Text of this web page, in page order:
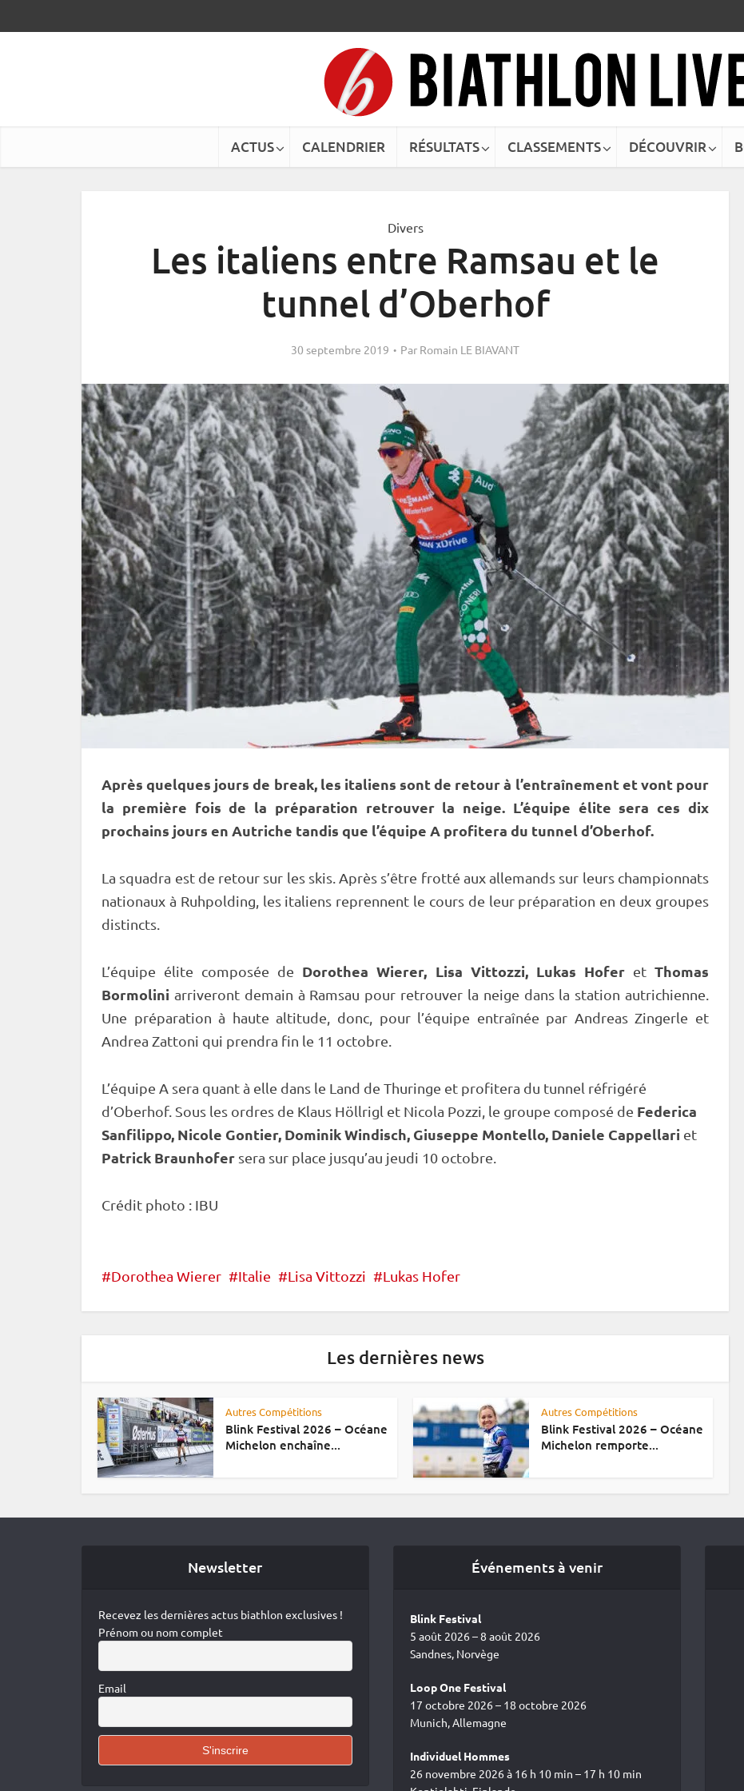
ACTUS CALENDRIER RÉSULTATS CLASSEMENTS DÉCOUVRIR
Divers
Les italiens entre Ramsau et le
tunnel d’Oberhof
30 septembre 2019 Par Romain LE BIAVANT
Après quelques jours de break, les italiens sont de retour à l’entraînement et vont pour
la première fois de la préparation retrouver la neige. L’équipe élite sera ces dix
prochains jours en Autriche tandis que l’équipe A profitera du tunnel d’Oberhof.
La squadra est de retour sur les skis. Après s’être frotté aux allemands sur leurs championnats
nationaux à Ruhpolding , les italiens reprennent le cours de leur préparation en deux groupes
distincts.
L’équipe élite composée de Dorothea Wierer, Lisa Vittozzi, Lukas HoferetThomas
Bormolini arriveront demain à Ramsau pour retrouver la neige dans la station autrichienne.
Une préparation à haute altitude, donc, pour l’équipe entraînée par Andreas Zingerle et
Andrea Zattoni qui prendra fin le 11 octobre.
L’équipe A sera quant à elle dans le Land de Thuringe et profitera du tunnel réfrigéré
d’Oberhof. Sous les ordres de Klaus Höllrigl et Nicola Pozzi, le groupe composé de Federica
Sanfilippo, Nicole Gontier, Dominik Windisch, Giuseppe Montello, Daniele Cappellari et
Patrick Braunhofer sera sur place jusqu’au jeudi 10 octobre.
Crédit photo : IBU
Dorothea Wierer Italie Lisa Vittozzi Lukas Hofer
Les dernières news
Autres Compétitions
Blink Festival 2026 – Océane
Michelon enchaîne...
Autres Compétitions
Blink Festival 2026 – Océane
Michelon remporte...
Newsletter
Recevez les dernières actus biathlon exclusives !
Prénom ou nom complet
Email
Événements à venir
Blink Festival
5 août 2026 – 8 août 2026
Sandnes, Norvège
Loop One Festival
17 octobre 2026 – 18 octobre 2026
Munich, Allemagne
Individuel Hommes
26 novembre 2026 à 16 h 10 min – 17 h 10 min